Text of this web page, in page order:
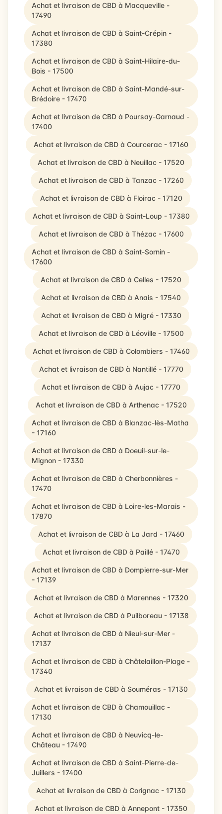
Achat et livraison de CBD à Macqueville -
17490
Achat et livraison de CBD à Saint-Crépin -
17380
Achat et livraison de CBD à Saint-Hilaire-du-
Bois - 17500
Achat et livraison de CBD à Saint-Mandé-sur-
Brédoire - 17470
Achat et livraison de CBD à Poursay-Garnaud -
17400
Achat et livraison de CBD à Courcerac - 17160
Achat et livraison de CBD à Neuillac - 17520
Achat et livraison de CBD à Tanzac - 17260
Achat et livraison de CBD à Floirac - 17120
Achat et livraison de CBD à Saint-Loup - 17380
Achat et livraison de CBD à Thézac - 17600
Achat et livraison de CBD à Saint-Sornin -
17600
Achat et livraison de CBD à Celles - 17520
Achat et livraison de CBD à Anais - 17540
Achat et livraison de CBD à Migré - 17330
Achat et livraison de CBD à Léoville - 17500
Achat et livraison de CBD à Colombiers - 17460
Achat et livraison de CBD à Nantillé - 17770
Achat et livraison de CBD à Aujac - 17770
Achat et livraison de CBD à Arthenac - 17520
Achat et livraison de CBD à Blanzac-lès-Matha
- 17160
Achat et livraison de CBD à Doeuil-sur-le-
Mignon - 17330
Achat et livraison de CBD à Cherbonnières -
17470
Achat et livraison de CBD à Loire-les-Marais -
17870
Achat et livraison de CBD à La Jard - 17460
Achat et livraison de CBD à Paillé - 17470
Achat et livraison de CBD à Dompierre-sur-Mer
- 17139
Achat et livraison de CBD à Marennes - 17320
Achat et livraison de CBD à Puilboreau - 17138
Achat et livraison de CBD à Nieul-sur-Mer -
17137
Achat et livraison de CBD à Châtelaillon-Plage -
17340
Achat et livraison de CBD à Souméras - 17130
Achat et livraison de CBD à Chamouillac -
17130
Achat et livraison de CBD à Neuvicq-le-
Château - 17490
Achat et livraison de CBD à Saint-Pierre-de-
Juillers - 17400
Achat et livraison de CBD à Corignac - 17130
Achat et livraison de CBD à Annepont - 17350